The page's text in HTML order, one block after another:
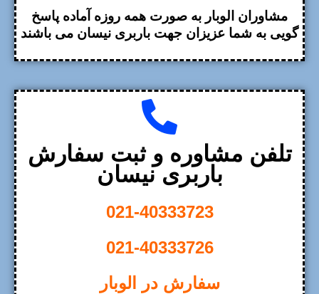
مشاوران الوبار به صورت همه روزه آماده پاسخ
گویی به شما عزیزان جهت باربری نیسان می باشند
تلفن مشاوره و ثبت سفارش
باربری نیسان
021-40333723
021-40333726
سفارش در الوبار